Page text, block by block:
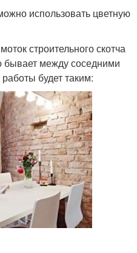
использовать цветную
строительного скотча
между соседними
будет таким: